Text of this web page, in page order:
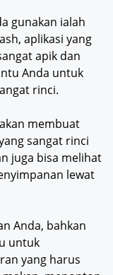
gunakan ialah
aplikasi yang
apik dan
Anda untuk
rinci.
membuat
sangat rinci
juga bisa melihat
lewat
Anda, bahkan
untuk
yang harus